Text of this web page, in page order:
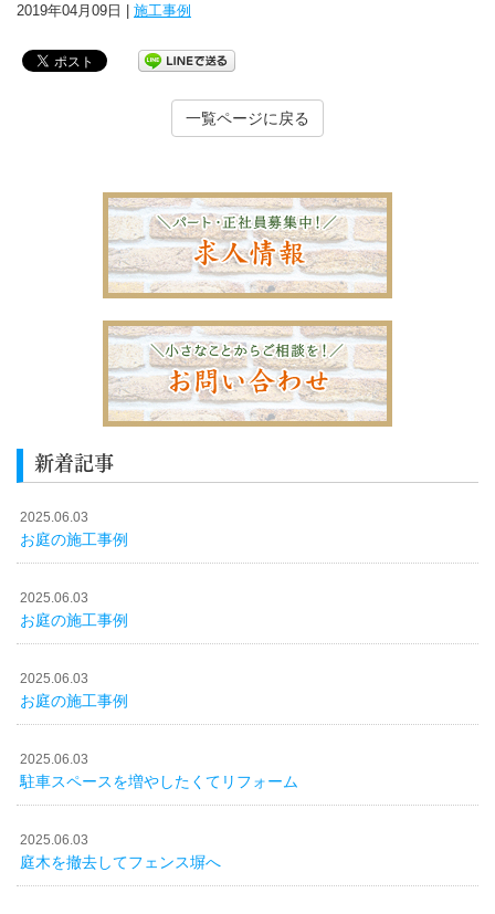
2019年04月09日 | 施工事例
一覧ページに戻る
新着記事
2025.06.03
お庭の施工事例
2025.06.03
お庭の施工事例
2025.06.03
お庭の施工事例
2025.06.03
駐車スペースを増やしたくてリフォーム
2025.06.03
庭木を撤去してフェンス塀へ